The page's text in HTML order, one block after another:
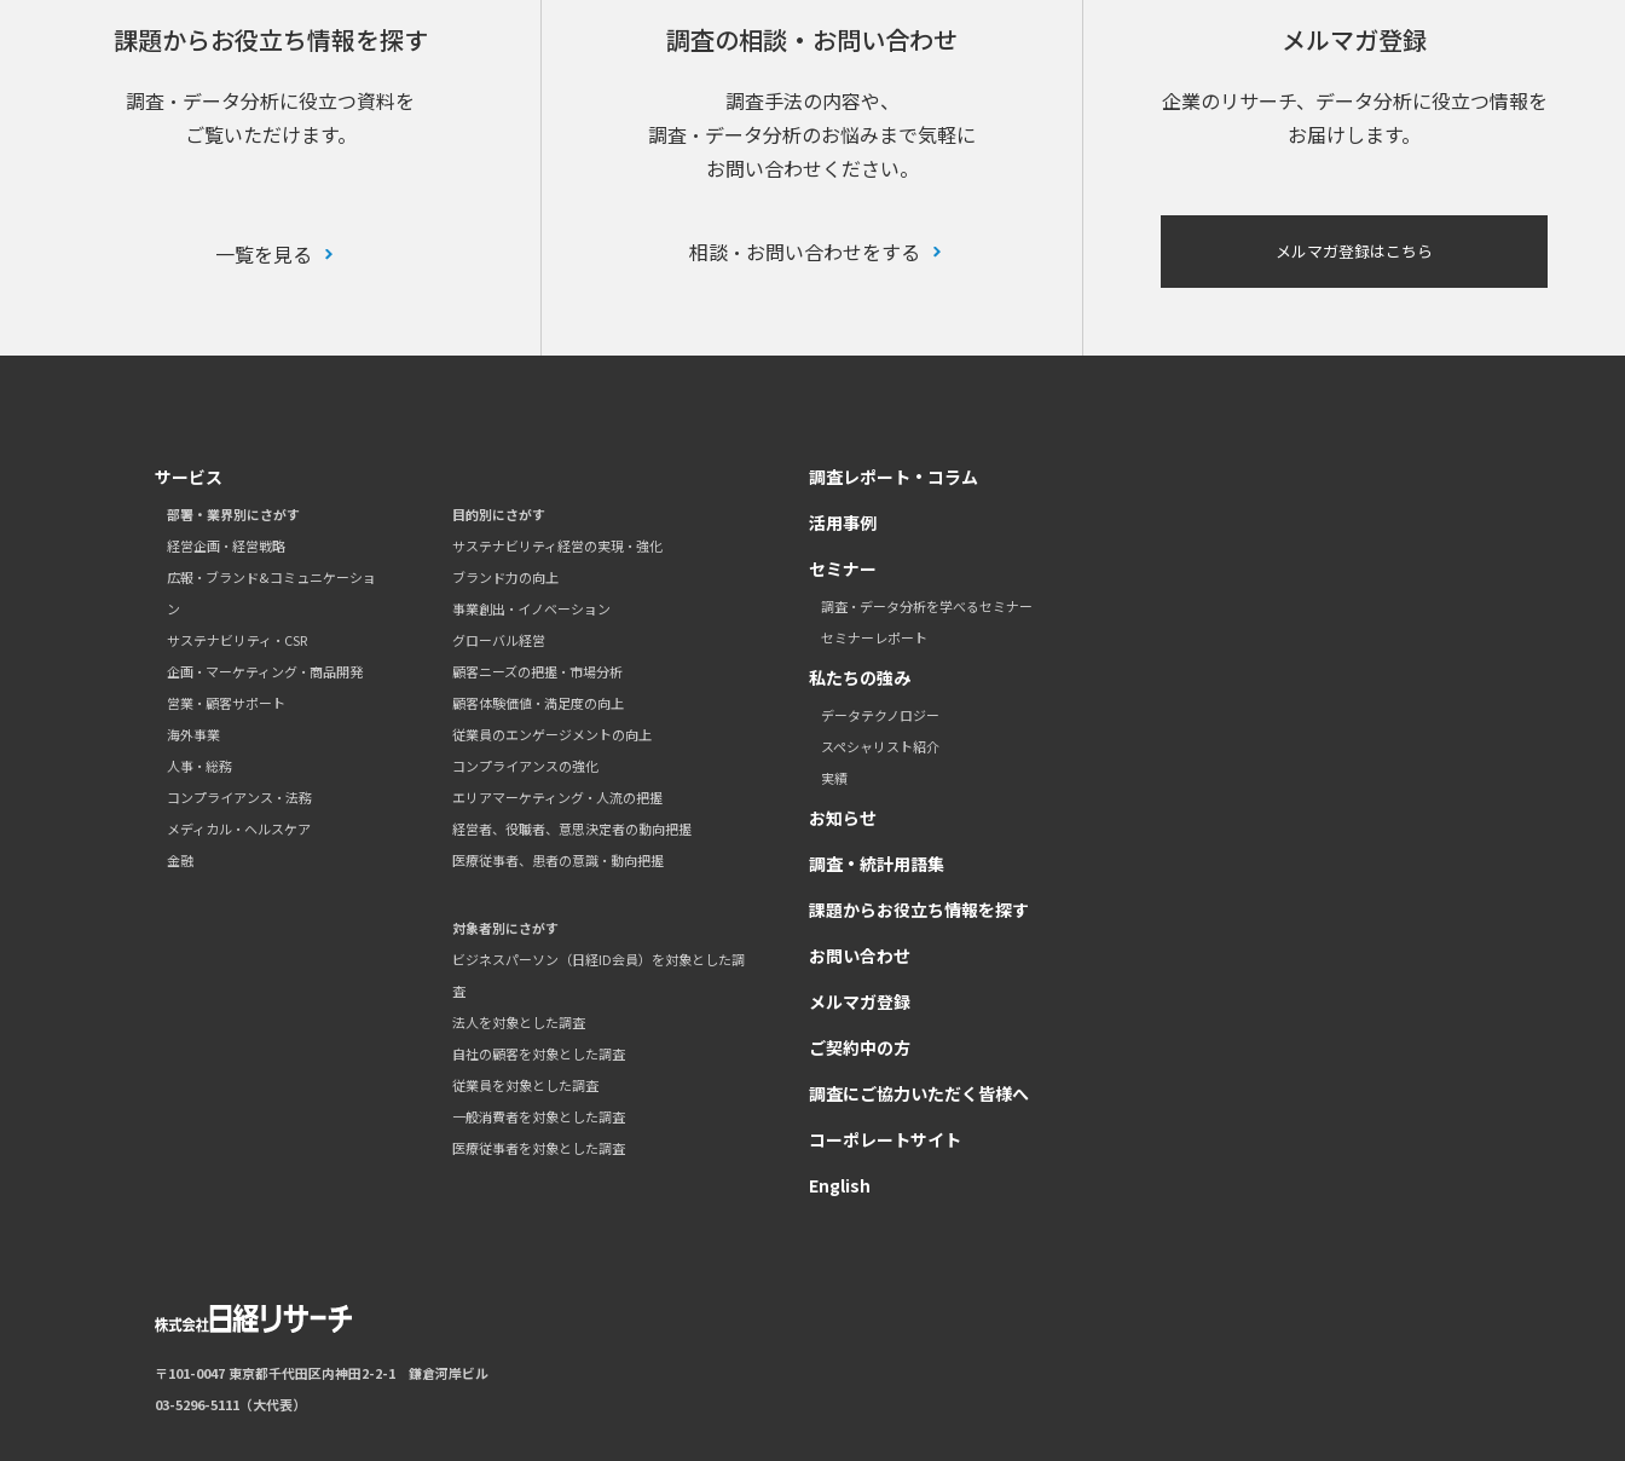
課題からお役立ち情報を探す
調査・データ分析に役立つ資料を
ご覧いただけます。
一覧を見る
調査の相談・お問い合わせ
調査手法の内容や、
調査・データ分析のお悩みまで気軽に
お問い合わせください。
相談・お問い合わせをする
メルマガ登録
企業のリサーチ、データ分析に役立つ情報を
お届けします。
メルマガ登録はこちら
サービス
部署・業界別にさがす
経営企画・経営戦略
広報・ブランド&コミュニケーショ
ン
サステナビリティ・CSR
企画・マーケティング・商品開発
営業・顧客サポート
海外事業
人事・総務
コンプライアンス・法務
メディカル・ヘルスケア
金融
目的別にさがす
サステナビリティ経営の実現・強化
ブランド力の向上
事業創出・イノベーション
グローバル経営
顧客ニーズの把握・市場分析
顧客体験価値・満足度の向上
従業員のエンゲージメントの向上
コンプライアンスの強化
エリアマーケティング・人流の把握
経営者、役職者、意思決定者の動向把握
医療従事者、患者の意識・動向把握
対象者別にさがす
ビジネスパーソン（日経ID会員）を対象とした調
査
法人を対象とした調査
自社の顧客を対象とした調査
従業員を対象とした調査
一般消費者を対象とした調査
医療従事者を対象とした調査
調査レポート・コラム
活用事例
セミナー
調査・データ分析を学べるセミナー
セミナーレポート
私たちの強み
データテクノロジー
スペシャリスト紹介
実績
お知らせ
調査・統計用語集
課題からお役立ち情報を探す
お問い合わせ
メルマガ登録
ご契約中の方
調査にご協力いただく皆様へ
コーポレートサイト
English
〒101-0047 東京都千代田区内神田2-2-1 鎌倉河岸ビル
03-5296-5111（大代表）